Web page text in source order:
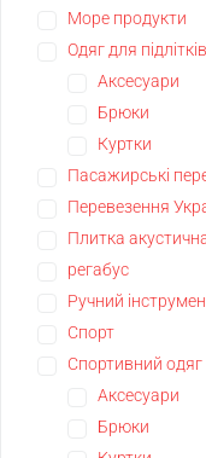
Море продукти
Одяг для підлітків
Аксесуари
Брюки
Куртки
Пасажирські
Перевезення
Плитка
регабус
Ручний
Спорт
Спортивний одяг
Аксесуари
Брюки